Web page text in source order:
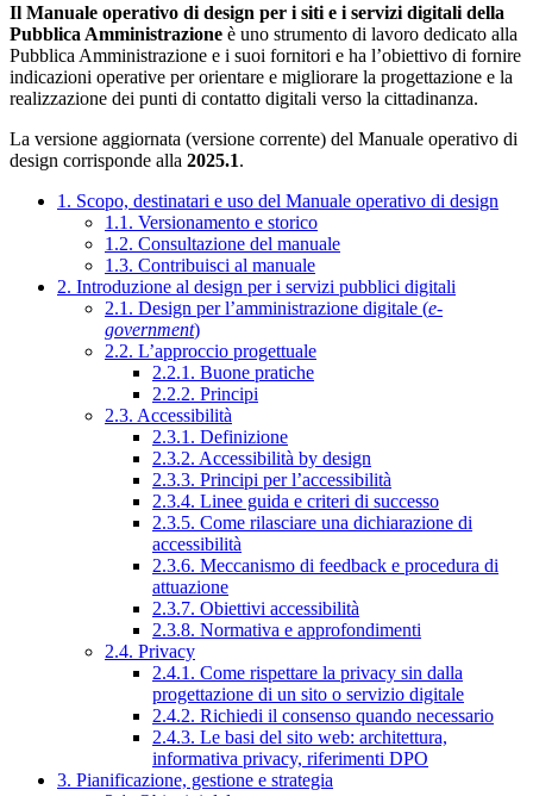
Il Manuale operativo di design per i siti e i servizi digitali della
Pubblica Amministrazione è uno strumento di lavoro dedicato alla
Pubblica Amministrazione e i suoi fornitori e ha l’obiettivo di fornire
indicazioni operative per orientare e migliorare la progettazione e la
realizzazione dei punti di contatto digitali verso la cittadinanza.
La versione aggiornata (versione corrente) del Manuale operativo di
design corrisponde alla 2025.1.
1. Scopo, destinatari e uso del Manuale operativo di design
1.1. Versionamento e storico
1.2. Consultazione del manuale
1.3. Contribuisci al manuale
2. Introduzione al design per i servizi pubblici digitali
2.1. Design per l’amministrazione digitale (e-
government)
2.2. L’approccio progettuale
2.2.1. Buone pratiche
2.2.2. Principi
2.3. Accessibilità
2.3.1. Definizione
2.3.2. Accessibilità by design
2.3.3. Principi per l’accessibilità
2.3.4. Linee guida e criteri di successo
2.3.5. Come rilasciare una dichiarazione di
accessibilità
2.3.6. Meccanismo di feedback e procedura di
attuazione
2.3.7. Obiettivi accessibilità
2.3.8. Normativa e approfondimenti
2.4. Privacy
2.4.1. Come rispettare la privacy sin dalla
progettazione di un sito o servizio digitale
2.4.2. Richiedi il consenso quando necessario
2.4.3. Le basi del sito web: architettura,
informativa privacy, riferimenti DPO
3. Pianificazione, gestione e strategia